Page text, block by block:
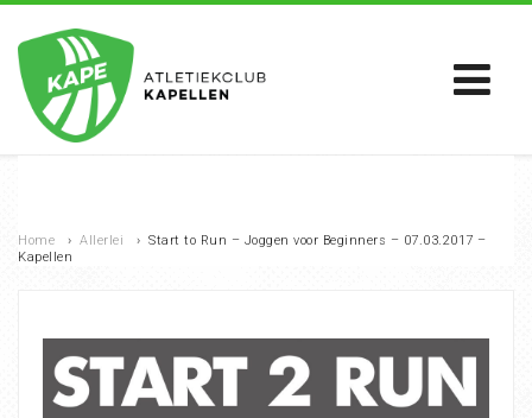
Home › Allerlei › Start to Run – Joggen voor Beginners – 07.03.2017 –
Kapellen